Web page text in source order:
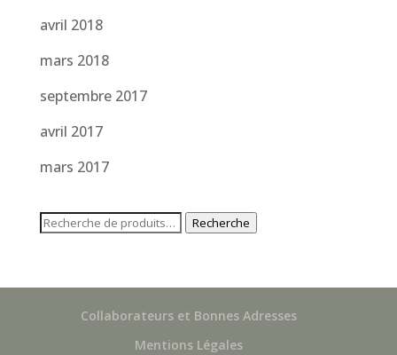
avril 2018
mars 2018
septembre 2017
avril 2017
mars 2017
Recherche
Recherche
Collaborateurs et Bonnes Adresses
Mentions Légales